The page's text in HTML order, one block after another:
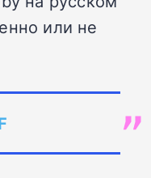
или не